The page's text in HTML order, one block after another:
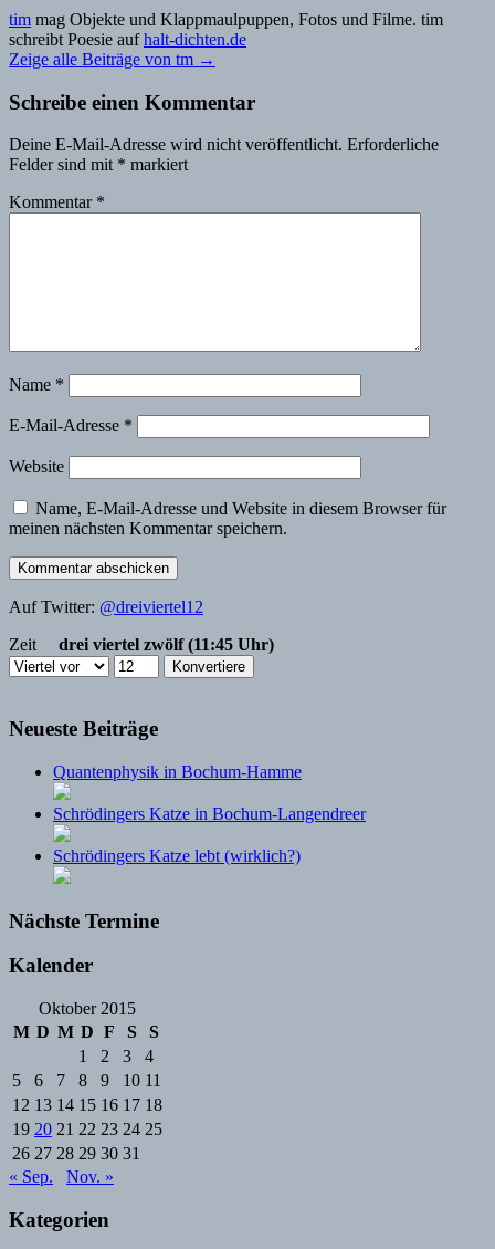
tim mag Objekte und Klappmaulpuppen, Fotos und Filme. tim
schreibt Poesie aufhalt-dichten.de
Zeige alle Beiträge von tm →
Schreibe einen Kommentar
Deine E-Mail-Adresse wird nicht veröffentlicht. Erforderliche
Felder sind mit * markiert
Kommentar *
Name *
E-Mail-Adresse *
Website
Name, E-Mail-Adresse und Website in diesem Browser für
meinen nächsten Kommentar speichern.
Auf Twitter: @dreiviertel12
Zeit
drei viertel zwölf (11:45 Uhr)
Neueste Beiträge
Quantenphysik in Bochum-Hamme
Schrödingers Katze in Bochum-Langendreer
Schrödingers Katze lebt (wirklich?)
Nächste Termine
Kalender
Oktober 2015
M D M D F S
S
1
2 3
4
5
6 7 8 9 10 11
12 13 14 15 16 17 18
19 20 21 22 23 24 25
26 27 28 29 30 31
« Sep.
Nov. »
Kategorien